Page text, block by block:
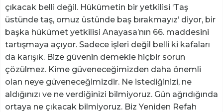
çıkacak belli değil. Hükümetin bir yetkilisi ‘Taş
üstünde taş, omuz üstünde baş bırakmayız’ diyor, bir
başka hükümet yetkilisi Anayasa’nın 66. maddesini
tartışmaya açıyor. Sadece işleri değil belli ki kafaları
da karışık. Bize güvenin demekle hiçbir sorun
çözülmez. Kime güveneceğimizden daha önemli
olan neye güveneceğimizdir. Ne istediğinizi, ne
aldığınızı ve ne verdiğinizi bilmiyoruz. Gün ağrıdığında
ortaya ne çıkacak bilmiyoruz. Biz Yeniden Refah